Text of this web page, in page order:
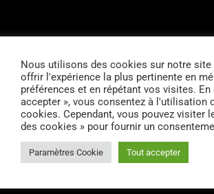
Nous utilisons des cookies sur notre site
offrir l'expérience la plus pertinente en
préférences et en répétant vos visites.
accepter », vous consentez à l'utilisation
cookies. Cependant, vous pouvez visiter
des cookies » pour fournir un
Paramètres Cookie Tout accepter